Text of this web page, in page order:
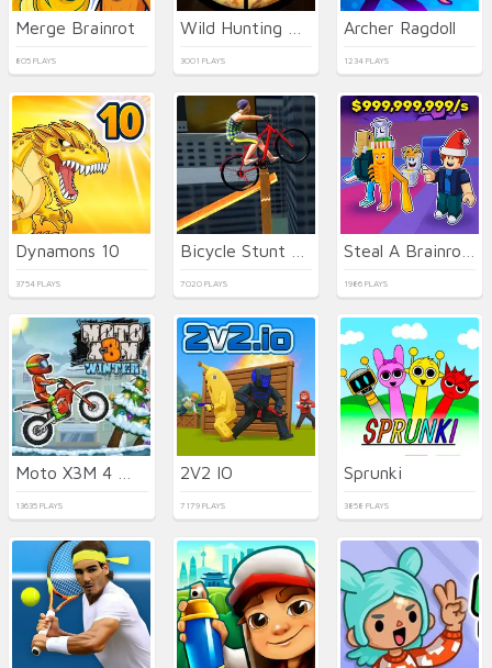
Merge Brainrot
805 PLAYS 3001 PLAYS
Archer Ragdoll
1234 PLAYS
Dynamons 10
3754 PLAYS 7020 PLAYS 1986 PLAYS
13635 PLAYS
2V2 IO
7179 PLAYS
Sprunki
3858 PLAYS